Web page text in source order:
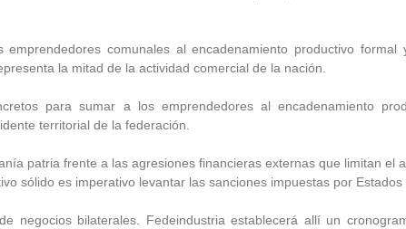
comunales al encadenamiento productivo formal
la mitad de la actividad comercial de la nación.
para sumar a los emprendedores al encadenamiento
territorial de la federación.
patria frente a las agresiones financieras externas que limitan el
sólido es imperativo levantar las sanciones impuestas por Estados
negocios bilaterales. Fedeindustria establecerá allí un